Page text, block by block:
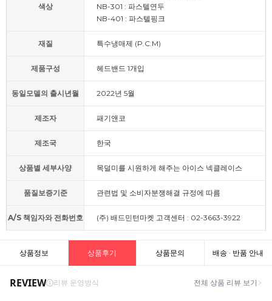
색상
NB-301 : 파스텔연두
NB-401 : 파스텔핑크
재질 특수냉매제 (P.C.M)
제품구성 헤드밴드 1개입
동일모델의 출시년월 2022년 5월
제조자 패기앤코
제조국 한국
상품별 세부사양 목덜미를 시원하게 해주는 아이스 넥클레이스
품질보증기준 관련법 및 소비자분쟁해결 규정에 따름
A/S 책임자와 전화번호 (주) 배드민턴마켓 고객센터 : 02-3663-3922
상품정보 상품후기 상품문의 배송 · 반품 안내